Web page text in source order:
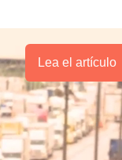
Lea el artículo